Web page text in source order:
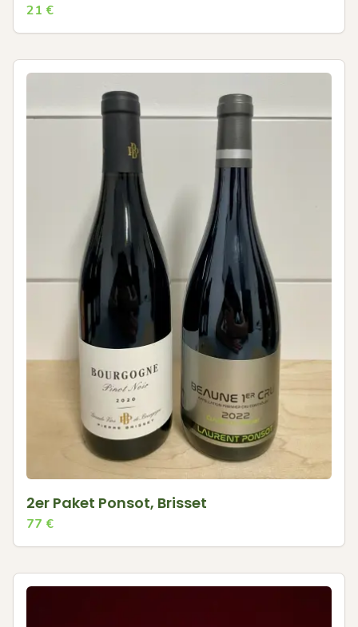
21 €
2er Paket Ponsot, Brisset
77 €